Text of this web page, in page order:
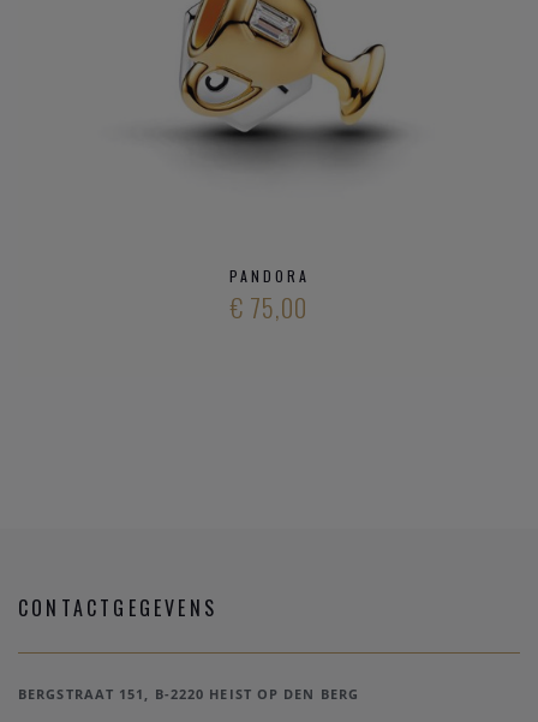
PANDORA
€ 75,00
CONTACTGEGEVENS
BERGSTRAAT 151, B-2220 HEIST OP DEN BERG